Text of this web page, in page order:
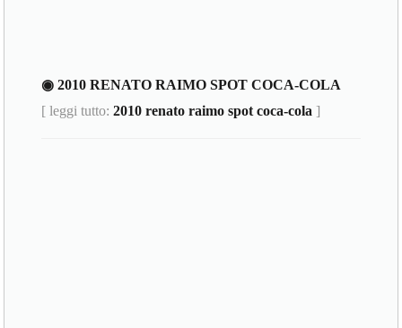
◉ 2010 RENATO RAIMO SPOT COCA-COLA
[ leggi tutto:2010 renato raimo spot coca-cola ]